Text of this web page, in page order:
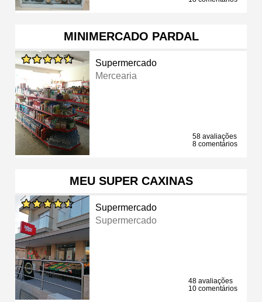
MINIMERCADO PARDAL
Supermercado
Mercearia
58 avaliações
8 comentários
MEU SUPER CAXINAS
Supermercado
Supermercado
48 avaliações
10 comentários